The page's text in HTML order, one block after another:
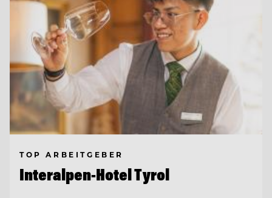
TOP ARBEITGEBER
Interalpen-Hotel Tyrol